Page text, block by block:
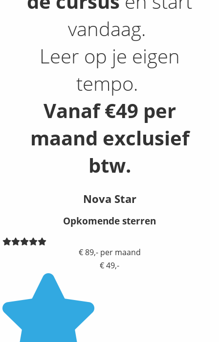
vandaag.
Leer op je eigen
tempo.
Vanaf €49 per
maand exclusief
btw.
Nova Star
Opkomende sterren
€ 89,- per maand
€ 49,-